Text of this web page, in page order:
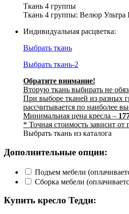
Ткань 4 группы
Ткань 4 группы: Велюр Ультра
Индивидуальная расцветка:
Выбрать ткань
Выбрать ткань-2
Обратите внимание!
Вторую ткань выбирать не
При выборе тканей из разных
рассчитывается по наиболее
Минимальная цена кресла –
* Точная стоимость зависит от
Выбрать ткань из каталога
Дополнительные опции:
Подъем мебели
Сборка мебели
Купить кресло Тедди: